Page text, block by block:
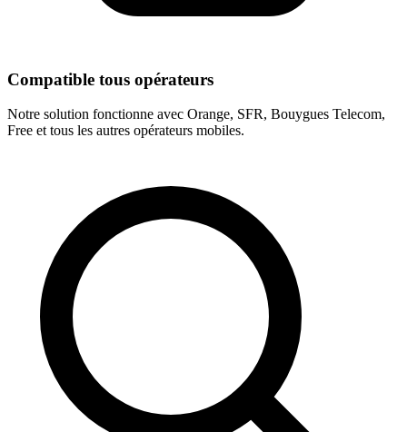
Compatible tous opérateurs
Notre solution fonctionne avec Orange, SFR, Bouygues Telecom,
Free et tous les autres opérateurs mobiles.